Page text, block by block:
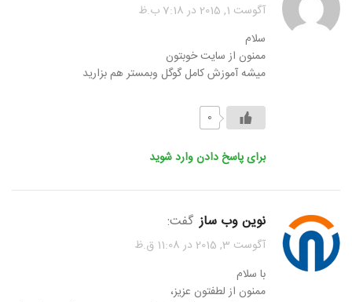
آگوست 1, 2015 در 7:18 ب.ظ
سلام
ممنون از سایت خوبتون
میشه آموزش کامل گوگل وبمستر هم بزارید
0
برای پاسخ دادن وارد شوید
نوین وب ساز گفت:
آگوست 3, 2015 در 11:08 ق.ظ
با سلام
ممنون از لطفتون عزیز،